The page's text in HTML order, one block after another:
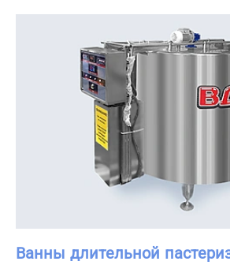
Ванны длительной